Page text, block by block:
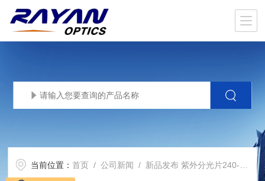
当前位置：首页 /公司新闻 / 新品发布 紫外分光片240-280nm